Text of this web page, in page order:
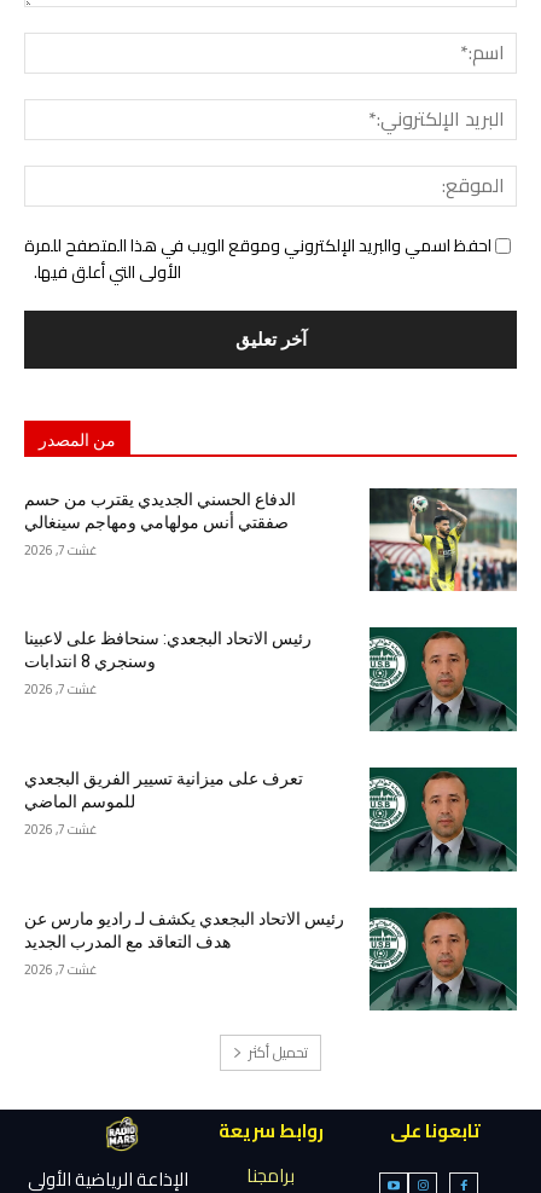
احفظ اسمي والبريد الإلكتروني وموقع الويب في هذا المتصفح للمرة
الأولى التي أعلق فيها.
من المصدر
الدفاع الحسني الجديدي يقترب من حسم
صفقتي أنس مولهامي ومهاجم سينغالي
غشت 7, 2026
رئيس الاتحاد البجعدي: سنحافظ على لاعبينا
وسنجري 8 انتدابات
غشت 7, 2026
تعرف على ميزانية تسيير الفريق البجعدي
للموسم الماضي
غشت 7, 2026
رئيس الاتحاد البجعدي يكشف لـ راديو مارس عن
هدف التعاقد مع المدرب الجديد
غشت 7, 2026
تحميل أكثر
تابعونا على
روابط سريعة
برامجنا
الإذاعة الرياضية الأولى